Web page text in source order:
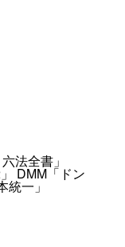
法全書」
DMM「ドン
一」